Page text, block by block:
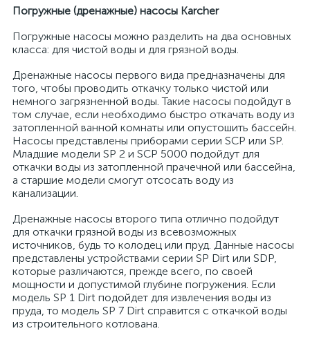
Погружные (дренажные) насосы Karcher
Погружные насосы можно разделить на два основных
класса: для чистой воды и для грязной воды.
Дренажные насосы первого вида предназначены для
того, чтобы проводить откачку только чистой или
немного загрязненной воды. Такие насосы подойдут в
том случае, если необходимо быстро откачать воду из
затопленной ванной комнаты или опустошить бассейн.
Насосы представлены приборами серии SCP или SP.
Младшие модели SP 2 и SCP 5000 подойдут для
откачки воды из затопленной прачечной или бассейна,
а старшие модели смогут отсосать воду из
канализации.
Дренажные насосы второго типа отлично подойдут
для откачки грязной воды из всевозможных
источников, будь то колодец или пруд. Данные насосы
представлены устройствами серии SP Dirt или SDP,
которые различаются, прежде всего, по своей
мощности и допустимой глубине погружения. Если
модель SP 1 Dirt подойдет для извлечения воды из
пруда, то модель SP 7 Dirt справится с откачкой воды
из строительного котлована.